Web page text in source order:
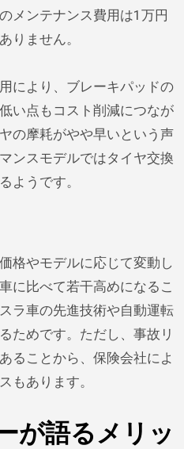
メンテナンス費用は1万円
りません。
により、ブレーキパッドの
い点もコスト削減につなが
の摩耗がやや早いという声
ンスモデルではタイヤ交換
ようです。
格やモデルに応じて変動し
に比べて若干高めになるこ
ラ車の先進技術や自動運転
ためです。ただし、事故リ
ることから、保険会社によ
もあります。
が語るメリッ